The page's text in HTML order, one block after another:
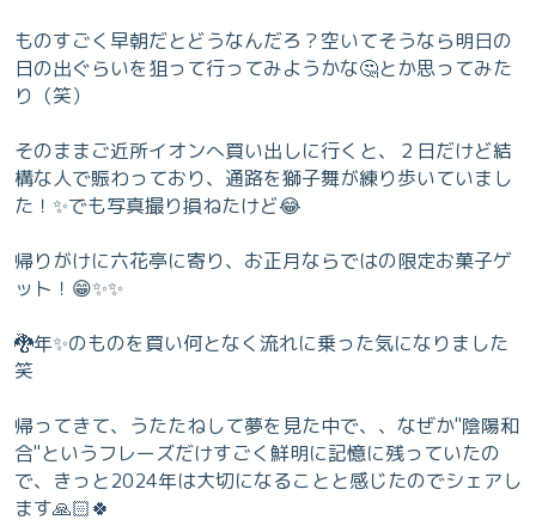
ものすごく早朝だとどうなんだろ？空いてそうなら明日の
日の出ぐらいを狙って行ってみようかな🤔とか思ってみた
り（笑）
そのままご近所イオンへ買い出しに行くと、２日だけど結
構な人で賑わっており、通路を獅子舞が練り歩いていまし
た！✨でも写真撮り損ねたけど😂
帰りがけに六花亭に寄り、お正月ならではの限定お菓子ゲ
ット！😁✨✨
🐉年✨のものを買い何となく流れに乗った気になりました
笑
帰ってきて、うたたねして夢を見た中で、、なぜか"陰陽和
合"というフレーズだけすごく鮮明に記憶に残っていたの
で、きっと2024年は大切になることと感じたのでシェアし
ます🙏🏻🍀